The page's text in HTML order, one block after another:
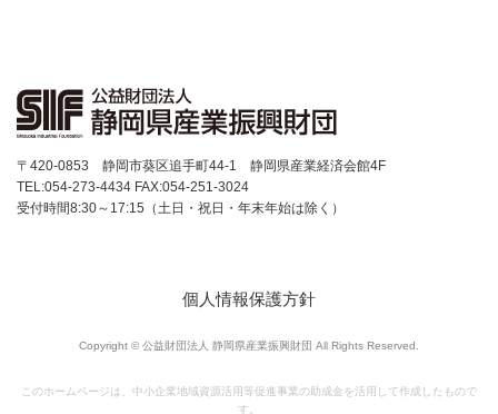
ウェルネス関連産業支援
お問い合せ
〒420-0853 静岡市葵区追手町44-1 静岡県産業経済会館4F
TEL:054-273-4434 FAX:054-251-3024
受付時間8:30～17:15（土日・祝日・年末年始は除く）
個人情報保護方針
Copyright © 公益財団法人 静岡県産業振興財団 All Rights Reserved.
このホームページは、中小企業地域資源活用等促進事業の助成金を活用して作成したもので
す。